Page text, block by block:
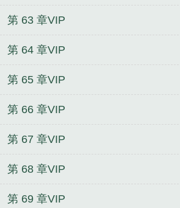
第 63 章VIP
第 64 章VIP
第 65 章VIP
第 66 章VIP
第 67 章VIP
第 68 章VIP
第 69 章VIP